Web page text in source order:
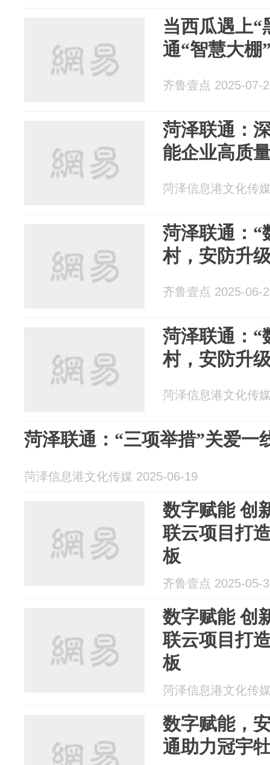
当西瓜遇上
通“智慧大棚
齐鲁壹点 2025-07-
菏泽联通：
能企业高质
菏泽信息港文化传
菏泽联通：“
村，安防升
齐鲁壹点 2025-06-
菏泽联通：“
村，安防升
菏泽信息港文化传
菏泽联通：“三项举措”关爱一
菏泽信息港文化传媒 2025-06-19
数字赋能 创
联云项目打
板
齐鲁壹点 2025-05-
数字赋能 创
联云项目打
板
菏泽信息港文化传
数字赋能，
通助力冠宇